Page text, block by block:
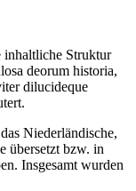
inhaltliche Struktur
deorum historia,
dilucideque
Niederländische,
übersetzt bzw. in
Insgesamt wurden